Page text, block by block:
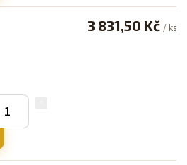
3 831,50 Kč / ks